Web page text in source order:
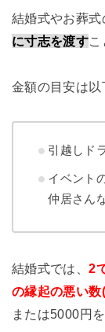
結婚式やお葬式
に寸志を渡すこ
金額の目安は以
引越しド
イベント
仲居さん
結婚式では、2
の縁起の悪い
または5000円